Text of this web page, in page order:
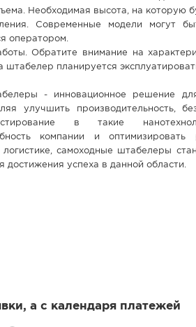
Необходимая высота, на которую
Современные модели могут
оператором.
Обратите внимание на
штабелер планируется
- инновационное решение
улучшить производительность,
в такие
компании и
логистике, самоходные штабелеры
достижения успеха в данной области.
а с календаря платежей